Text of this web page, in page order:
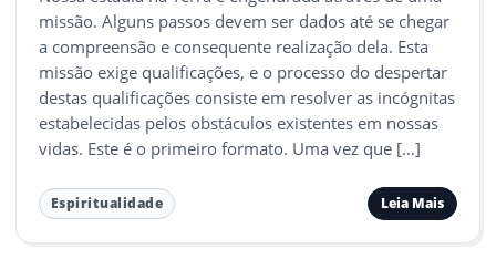
missão. Alguns passos devem ser dados até se chegar
a compreensão e consequente realização dela. Esta
missão exige qualificações, e o processo do despertar
destas qualificações consiste em resolver as incógnitas
estabelecidas pelos obstáculos existentes em nossas
vidas. Este é o primeiro formato. Uma vez que […]
Espiritualidade Leia Mais